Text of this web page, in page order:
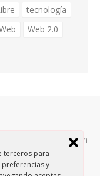
terceros para
y
tecnología
Web 2.0
de esta página están
Attribution-
de privacidad